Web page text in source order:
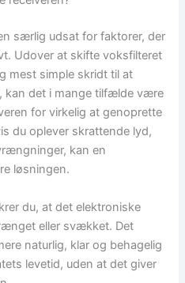
særlig udsat for faktorer, der
Udover at skifte voksfilteret
mest simple skridt til at
kan det i mange tilfælde være
for virkelig at genoprette
du oplever skrattende lyd,
kan en
løsningen.
du, at det elektroniske
eller svækket. Det
naturlig, klar og behagelig
levetid, uden at det giver